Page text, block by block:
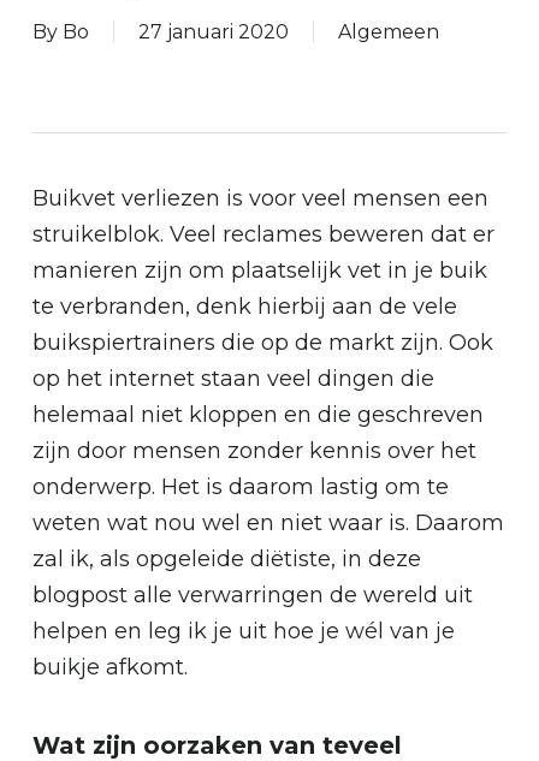
By Bo 27 januari 2020 Algemeen
Buikvet verliezen is voor veel mensen een
struikelblok. Veel reclames beweren dat er
manieren zijn om plaatselijk vet in je buik
te verbranden, denk hierbij aan de vele
buikspiertrainers die op de markt zijn. Ook
op het internet staan veel dingen die
helemaal niet kloppen en die geschreven
zijn door mensen zonder kennis over het
onderwerp. Het is daarom lastig om te
weten wat nou wel en niet waar is. Daarom
zal ik, als opgeleide diëtiste, in deze
blogpost alle verwarringen de wereld uit
helpen en leg ik je uit hoe je wél van je
buikje afkomt.
Wat zijn oorzaken van teveel